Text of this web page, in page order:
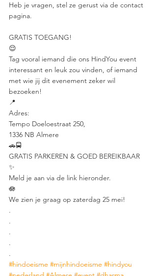
Heb je vragen, stel ze gerust via de contact
pagina.
GRATIS TOEGANG!
😌
Tag vooral iemand die ons HindYou event
interessant en leuk zou vinden, of iemand
met wie jij dit evenement zeker wil
bezoeken!
📍
Adres:
Tempo Doeloestraat 250,
1336 NB Almere
🚗🚍
GRATIS PARKEREN & GOED BEREIKBAAR
✨
Meld je aan via de link hieronder.
🪷
We zien je graag op zaterdag 25 mei!
.
.
.
.
.
#hindoeisme #mijnhindoeisme #hindyou